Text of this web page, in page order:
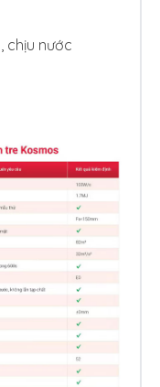
chịu nước